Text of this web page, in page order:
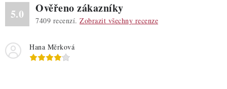
5.0 Ověřeno zákazníky
7409 recenzí. Zobrazit všechny recenze
Hana Měrková